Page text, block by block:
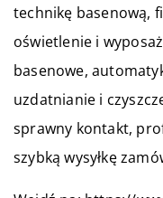
technikę basenową,
oświetlenie i
basenowe,
uzdatnianie i
sprawny kontakt,
szybką wysyłkę